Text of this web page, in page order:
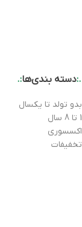
.:دسته بندی‌ها:.
بدو تولد تا یکسال
1 تا 8 سال
اکسسوری
تخفیفات